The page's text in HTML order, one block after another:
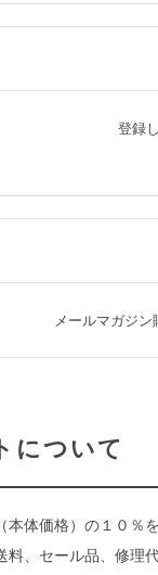
登録
メールマガジ
について
本体価格）の１０％
料、セール品、修理